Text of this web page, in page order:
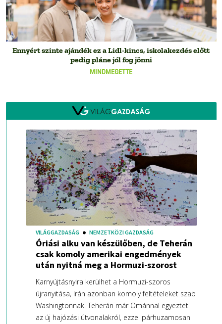
MINDMEGETTE
Ennyért szinte ajándék ez a Lidl-kincs, iskolakezdés előtt
pedig pláne jól fog jönni
VILÁGGAZDASÁG NEMZETKÖZI GAZDASÁG
Óriási alku van készülőben, de Teherán
csak komoly amerikai engedmények
után nyitná meg a Hormuzi-szorost
Karnyújtásnyira kerülhet a Hormuzi-szoros
újranyitása, Irán azonban komoly feltételeket szab
Washingtonnak. Teherán már Ománnal egyeztet
az új hajózási útvonalakról, ezzel párhuzamosan